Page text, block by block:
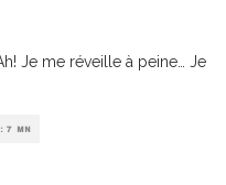
Je me réveille à peine… Je
7 MN